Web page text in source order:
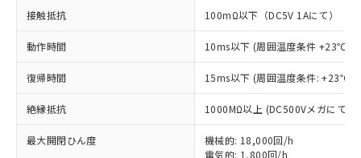
接触抵抗 100mΩ以下（DC5V 1Aにて）
動作時間 10ms以下 (周囲温度条件 +23℃)
復帰時間 15ms以下 (周囲温度条件: +23℃)
絶縁抵抗 1000MΩ以上 (DC500Vメガにて)
最大開閉ひん度
機械的: 18,000回/h
電気的: 1,800回/h
ご利用条件
以下の条件をお読みいただき、同意のうえ
本サービスは、当社制御機器事業取扱
商品の当社在庫状況および標準価格
対応予定：EU RoHS指令（10物質）の非含
商品です。
対応予定なし：EU RoHS指令（10物質）の
非含有に非対応の商品で、対応品を出す予
定はありません。
調査・確認中：EU RoHS指令（10物質）の
非含有の対応状況を調査中または確認中の
※1 中国RoHS○×表